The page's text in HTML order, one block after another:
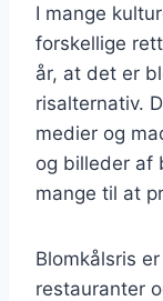
I mange
forskellige
år, at det er
risalternativ.
medier og
og billeder af
mange til at
Blomkålsris
restauranter